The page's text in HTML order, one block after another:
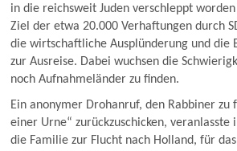
in die reichsweit Juden verschleppt
Ziel der etwa 20.000 Verhaftungen durch
die wirtschaftliche Ausplünderung und die
zur Ausreise. Dabei wuchsen die
noch Aufnahmeländer zu finden.
Ein anonymer Drohanruf, den Rabbiner zu
einer Urne“ zurückzuschicken, veranlasste
die Familie zur Flucht nach Holland, für